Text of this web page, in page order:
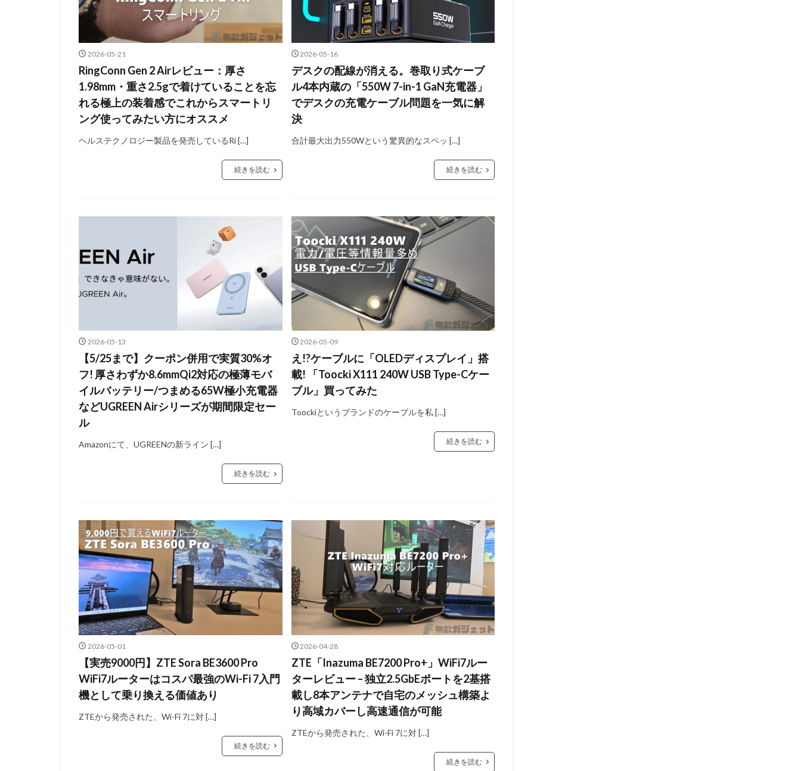
2026-05-21
RingConn Gen 2 Airレビュー：厚さ
1.98mm・重さ2.5gで着けていることを忘
れる極上の装着感でこれからスマートリ
ング使ってみたい方にオススメ
ヘルステクノロジー製品を発売しているRi […]
続きを読む
2026-05-16
デスクの配線が消える。巻取り式ケーブ
ル4本内蔵の「550W 7-in-1 GaN充電器」
でデスクの充電ケーブル問題を一気に解
決
合計最大出力550Wという驚異的なスペッ […]
続きを読む
2026-05-13
【5/25まで】クーポン併用で実質30%オ
フ! 厚さわずか8.6mmQi2対応の極薄モバ
イルバッテリー/つまめる65W極小充電器
などUGREEN Airシリーズが期間限定セー
ル
Amazonにて、UGREENの新ライン […]
続きを読む
2026-05-09
え!?ケーブルに「OLEDディスプレイ」搭
載! 「Toocki X111 240W USB Type-Cケー
ブル」買ってみた
Toockiというブランドのケーブルを私 […]
続きを読む
2026-05-01
【実売9000円】ZTE Sora BE3600 Pro
WiFi7ルーターはコスパ最強のWi-Fi 7入門
機として乗り換える価値あり
ZTEから発売された、Wi-Fi 7に対 […]
続きを読む
2026-04-28
ZTE「Inazuma BE7200 Pro+」WiFi7ルー
ターレビュー – 独立2.5GbEポートを2基搭
載し8本アンテナで自宅のメッシュ構築よ
り高域カバーし高速通信が可能
ZTEから発売された、Wi-Fi 7に対 […]
続きを読む